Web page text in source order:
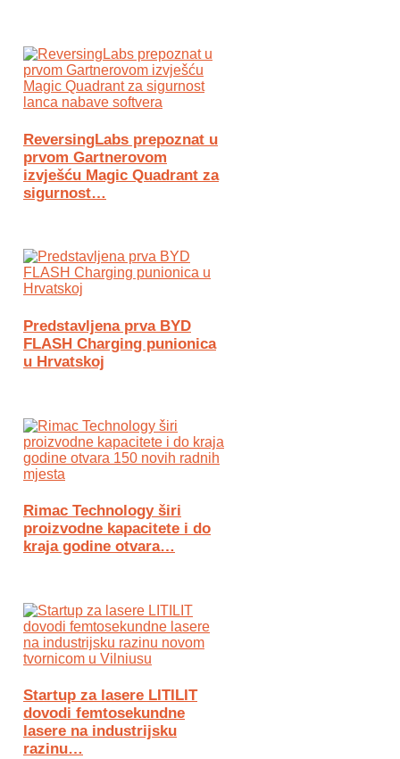
ReversingLabs prepoznat u
prvom Gartnerovom
izvješću Magic Quadrant za
sigurnost…
Predstavljena prva BYD
FLASH Charging punionica
u Hrvatskoj
Rimac Technology širi
proizvodne kapacitete i do
kraja godine otvara…
Startup za lasere LITILIT
dovodi femtosekundne
lasere na industrijsku
razinu…